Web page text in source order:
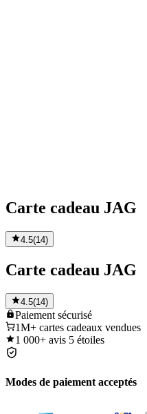
Carte cadeau JAG
4.5(14)
Carte cadeau JAG
4.5(14)
Paiement sécurisé
1M+ cartes cadeaux vendues
1 000+ avis 5 étoiles
Modes de paiement acceptés